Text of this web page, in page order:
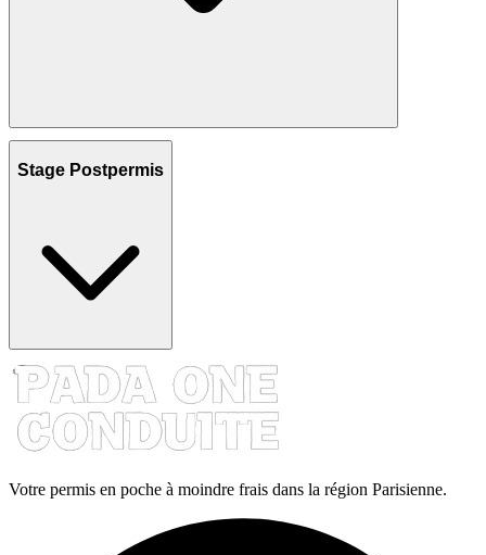
Stage Postpermis
Votre permis en poche à moindre frais dans la région Parisienne.